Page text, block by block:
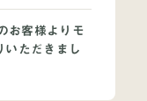
お客様よりモ
いただきまし